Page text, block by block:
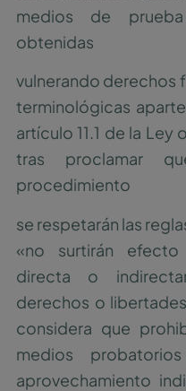
medios de
obtenidas
vulnerando derechos
terminológicas
artículo 11.1 de la
tras proclamar
procedimiento
se respetarán las
«no surtirán efecto
directa o
derechos o
considera que
medios
aprovechamiento